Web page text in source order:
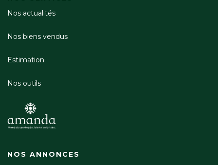
Nos actualités
Nos biens vendus
Estimation
Nos outils
NOS ANNONCES